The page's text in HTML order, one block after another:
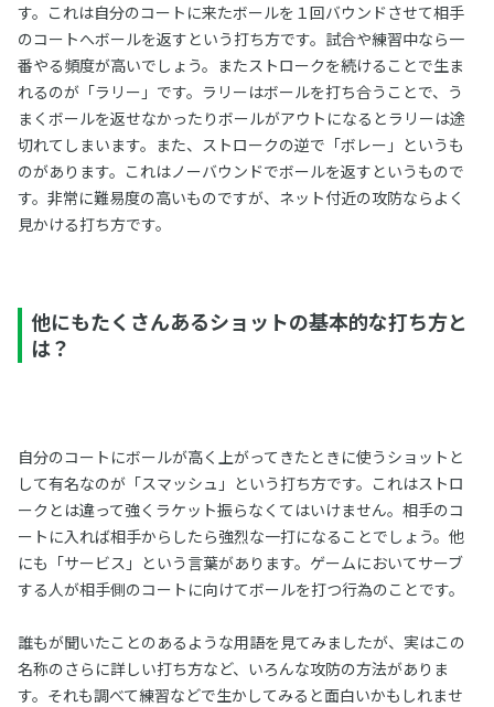
す。これは自分のコートに来たボールを１回バウンドさせて相手
のコートへボールを返すという打ち方です。試合や練習中なら一
番やる頻度が高いでしょう。またストロークを続けることで生ま
れるのが「ラリー」です。ラリーはボールを打ち合うことで、う
まくボールを返せなかったりボールがアウトになるとラリーは途
切れてしまいます。また、ストロークの逆で「ボレー」というも
のがあります。これはノーバウンドでボールを返すというもので
す。非常に難易度の高いものですが、ネット付近の攻防ならよく
見かける打ち方です。
他にもたくさんあるショットの基本的な打ち方と
は？
自分のコートにボールが高く上がってきたときに使うショットと
して有名なのが「スマッシュ」という打ち方です。これはストロ
ークとは違って強くラケット振らなくてはいけません。相手のコ
ートに入れば相手からしたら強烈な一打になることでしょう。他
にも「サービス」という言葉があります。ゲームにおいてサーブ
する人が相手側のコートに向けてボールを打つ行為のことです。
誰もが聞いたことのあるような用語を見てみましたが、実はこの
名称のさらに詳しい打ち方など、いろんな攻防の方法がありま
す。それも調べて練習などで生かしてみると面白いかもしれませ